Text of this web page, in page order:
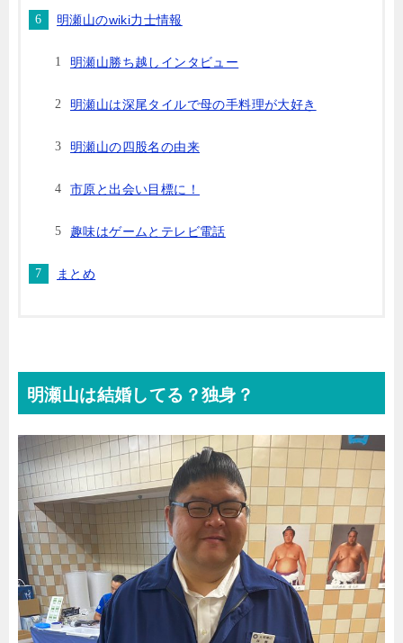
明瀬山のwiki力士情報
明瀬山勝ち越しインタビュー
明瀬山は深尾タイルで母の手料理が大好き
明瀬山の四股名の由来
市原と出会い目標に！
趣味はゲームとテレビ電話
まとめ
明瀬山は結婚してる？独身？